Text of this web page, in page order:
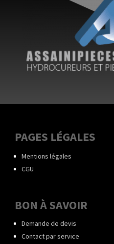
PAGES LÉGALES
Mentions légales
CGU
BON À SAVOIR
Demande de devis
Contact par service